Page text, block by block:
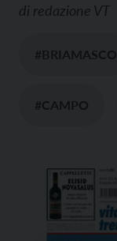
di redazione VT
#BRIAMASCO
#CAMPO